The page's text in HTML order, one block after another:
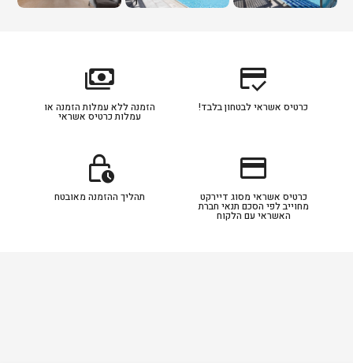
credit_score
כרטיס אשראי לבטחון בלבד!
payments
הזמנה ללא עמלות הזמנה או
עמלות כרטיס אשראי
credit_card
כרטיס אשראי מסוג דיירקט
מחוייב לפי הסכם תנאי חברת
האשראי עם הלקוח
lock_clock
תהליך ההזמנה מאובטח